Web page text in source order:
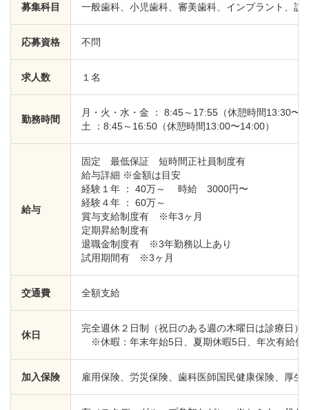
募集科目 一般歯科、小児歯科、審美歯科、インプラント、訪
応募資格 不問
求人数 １名
勤務時間
月・火・水・金 ： 8:45～17:55（休憩時間13:30〜
土 ：8:45～16:50（休憩時間13:00〜14:00）
給与
固定 最低保証 短時間正社員制度有
給与詳細 ※金額は目安
経験１年 ： 40万～ 時給 3000円〜
経験４年 ： 60万～
賞与支給制度有 ※年3ヶ月
定期昇給制度有
退職金制度有 ※3年勤務以上あり
試用期間有 ※3ヶ月
交通費 全額支給
休日
完全週休２日制（祝日のある週の木曜日は診療日）
※休暇：年末年始5日、夏期休暇5日、年次有給休
加入保険 雇用保険、労災保険、歯科医師国民健康保険、厚生